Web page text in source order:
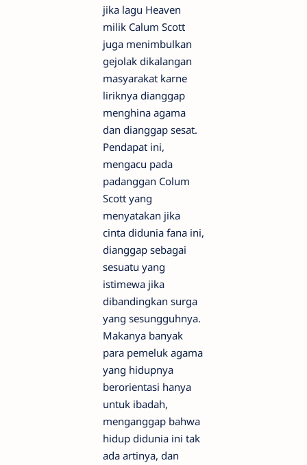
jika lagu Heaven
milik Calum Scott
juga menimbulkan
gejolak dikalangan
masyarakat karne
liriknya dianggap
menghina agama
dan dianggap sesat.
Pendapat ini,
mengacu pada
padanggan Colum
Scott yang
menyatakan jika
cinta didunia fana ini,
dianggap sebagai
sesuatu yang
istimewa jika
dibandingkan surga
yang sesungguhnya.
Makanya banyak
para pemeluk agama
yang hidupnya
berorientasi hanya
untuk ibadah,
menganggap bahwa
hidup didunia ini tak
ada artinya, dan